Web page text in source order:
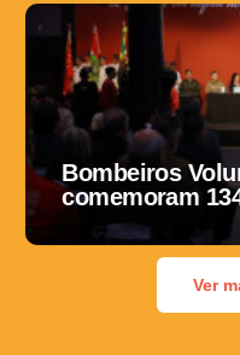
Bombeiros
comemoram
Ver